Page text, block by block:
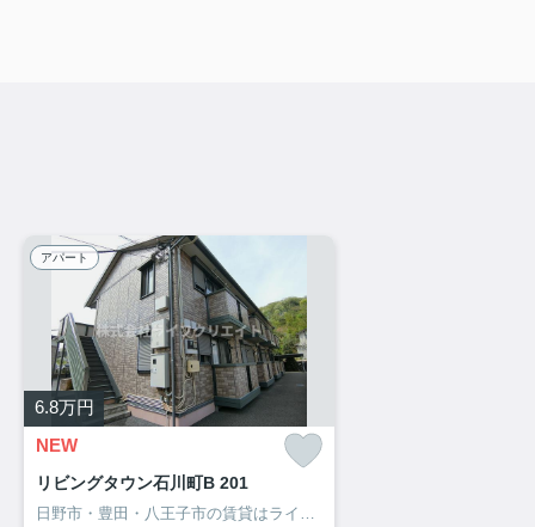
アパート
6.8万円
NEW
リビングタウン石川町B 201
日野市・豊田・八王子市の賃貸はライフクリエイト豊田駅前店へ♪ご来店・お問い合わせをお待ちしてます♪♪